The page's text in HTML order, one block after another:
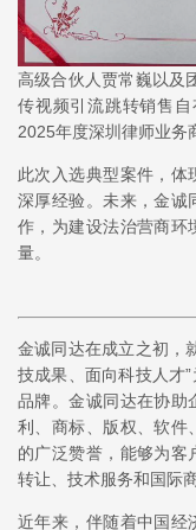
高级合伙人贾常巍以及
传视频引流跳转销售
2025年度深圳律师业务
此次入选典型案件，体
深厚经验。未来，金诚
作，为建设法治营商环
量。
金诚同达在成立之初，
技成果、面向科技人才
品牌。金诚同达在协助
利、商标、版权、软件
的广泛赞誉，能够为客
转让、技术服务和国际
近年来，伴随着中国经